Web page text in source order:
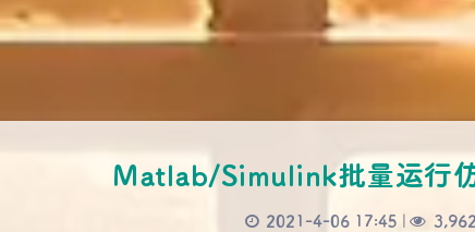
Matlab/Simulink批量运行
2021-4-06 17:45 |